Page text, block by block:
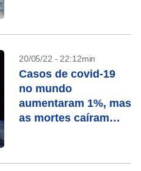
20/05/22 - 22:12min
Casos de covid-19
no mundo
aumentaram 1%, mas
as mortes caíram